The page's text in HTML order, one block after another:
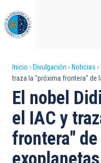
al
contenido
principal
Sobrescribir
enlaces
de
ayuda
a
la
Inicio Divulgación Noticias
traza la "próxima frontera" de
El nobel
el IAC y
frontera"